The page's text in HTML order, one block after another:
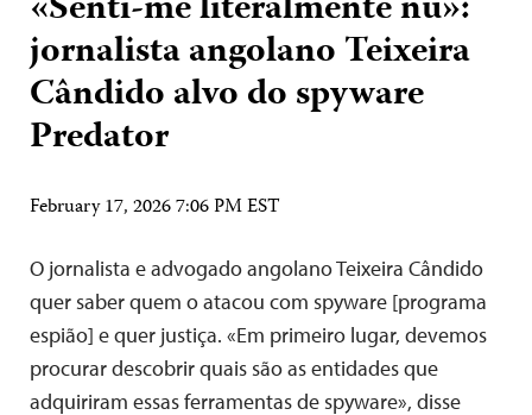
jornalista angolano Teixeira
Cândido alvo do spyware
Predator
February 17, 2026 7:06 PM EST
O jornalista e advogado angolano Teixeira Cândido
quer saber quem o atacou com spyware [programa
espião] e quer justiça. «Em primeiro lugar, devemos
procurar descobrir quais são as entidades que
adquiriram essas ferramentas de spyware», disse